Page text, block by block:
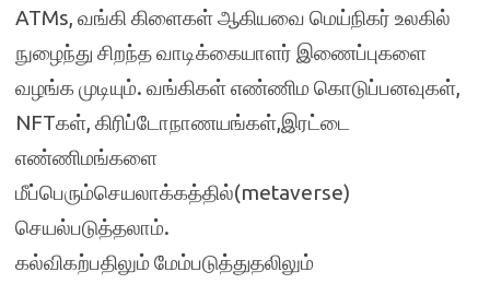
ATMs, வங்கி கிளைகள் ஆகியவை மெய்நிகர் உலகில்
நுழைந்து சிறந்த வாடிக்கையாளர் இணைப்புகளை
வழங்க முடியும். வங்கிகள் எண்ணிம கொடுப்பனவுகள்,
NFTகள், கிரிப்டோநாணயங்கள்,இரட்டை
எண்ணிமங்களை
மீப்பெரும்செயலாக்கத்தில்(metaverse)
செயல்படுத்தலாம்.
கல்விகற்பதிலும் மேம்படுத்துதலிலும்